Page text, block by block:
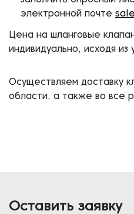
электронной почте
Цена на шланговые
индивидуально, исходя из
Осуществляем доставку
области, а также во все
Оставить заявку